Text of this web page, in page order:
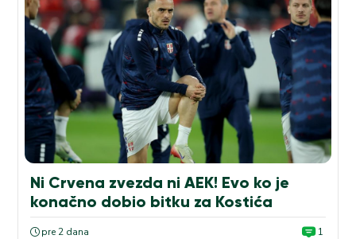
Ni Crvena zvezda ni AEK! Evo ko je
konačno dobio bitku za Kostića
pre 2 dana 1